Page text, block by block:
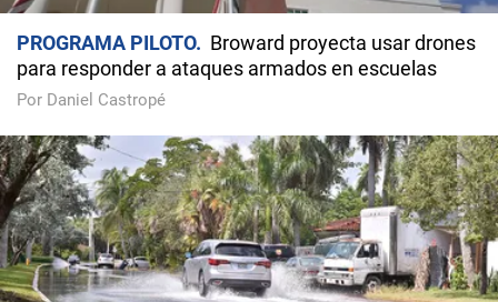
PROGRAMA PILOTO
Broward proyecta usar drones
para responder a ataques armados en escuelas
Por Daniel Castropé